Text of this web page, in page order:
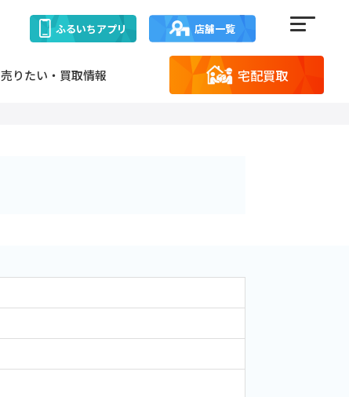
ふるいちアプリ 店舗一覧
売りたい・買取情報 宅配買取